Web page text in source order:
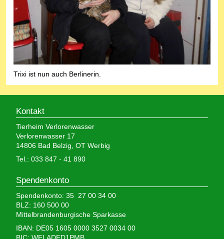
Trixi ist nun auch Berlinerin.
Kontakt
Tierheim Verlorenwasser
Verlorenwasser 17
14806 Bad Belzig, OT Werbig
Tel.: 033 847 - 41 890
Spendenkonto
Spendenkonto: 35 27 00 34 00
BLZ: 160 500 00
Mittelbrandenburgische Sparkasse
IBAN: DE05 1605 0000 3527 0034 00